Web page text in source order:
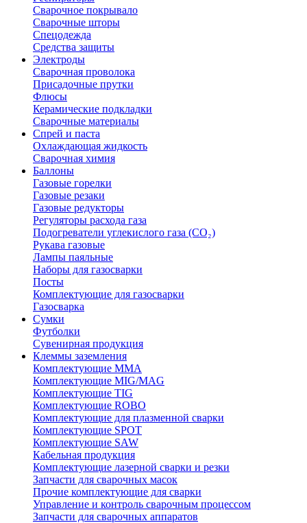
Сварочное покрывало
Сварочные шторы
Спецодежда
Средства защиты
Электроды
Сварочная проволока
Присадочные прутки
Флюсы
Керамические подкладки
Сварочные материалы
Спрей и паста
Охлаждающая жидкость
Сварочная химия
Баллоны
Газовые горелки
Газовые резаки
Газовые редукторы
Регуляторы расхода газа
Подогреватели углекислого газа (CO₂)
Рукава газовые
Лампы паяльные
Наборы для газосварки
Посты
Комплектующие для газосварки
Газосварка
Сумки
Футболки
Сувенирная продукция
Клеммы заземления
Комплектующие ММА
Комплектующие MIG/MAG
Комплектующие TIG
Комплектующие ROBO
Комплектующие для плазменной сварки
Комплектующие SPOT
Комплектующие SAW
Кабельная продукция
Комплектующие лазерной сварки и резки
Запчасти для сварочных масок
Прочие комплектующие для сварки
Управление и контроль сварочным процессом
Запчасти для сварочных аппаратов